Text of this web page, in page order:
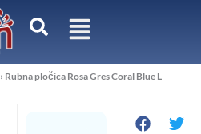
› Rubna pločica Rosa Gres Coral Blue L